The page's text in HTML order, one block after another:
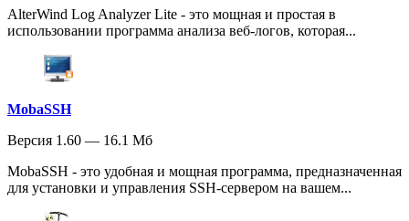
AlterWind Log Analyzer Lite - это мощная и простая в
использовании программа анализа веб-логов, которая...
MobaSSH
Версия 1.60 — 16.1 Мб
MobaSSH - это удобная и мощная программа, предназначенная
для установки и управления SSH-сервером на вашем...